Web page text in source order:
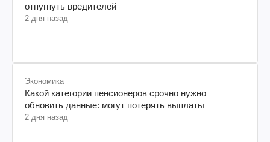
отпугнуть вредителей
2 дня назад
Экономика
Какой категории пенсионеров срочно нужно
обновить данные: могут потерять выплаты
2 дня назад